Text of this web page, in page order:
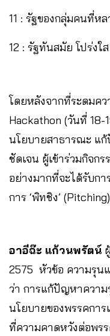
11 : รัฐของกลุ่มคนที่ห
12 : รัฐทันสมัย โปร่งใ
โดยหลังจากที่ระดมค
Hackathon (วันที่ 18-
นโยบายสาธารณะ แ
ชัดเจน ผู้เข้าร่วมกิจก
อย่างมากที่จะได้รับก
การ ‘พิทชิง’
อาอีฉ๊ะ แก้วนพรัตน์
2575 หัวข้อ ความรุน
ว่า การแก้ปัญหาควา
นโยบายของพรรคการ
ที่ความคาดหวังต่อพร